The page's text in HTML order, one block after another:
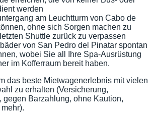
werden
am Leuchtturm von Cabo de
ohne sich Sorgen machen zu
Shuttle zurück zu verpassen
von San Pedro del Pinatar spontan
wobei Sie all Ihre Spa-Ausrüstung
im Kofferraum bereit haben.
das beste Mietwagenerlebnis mit vielen
zu erhalten (Versicherung,
gegen Barzahlung, ohne Kaution,